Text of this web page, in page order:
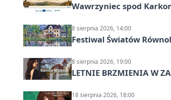
Wawrzyniec spod
8 sierpnia 2026, 14:00
Festiwal Światów
8 sierpnia 2026, 19:00
LETNIE BRZMIENIA W
18 sierpnia 2026, 18:00